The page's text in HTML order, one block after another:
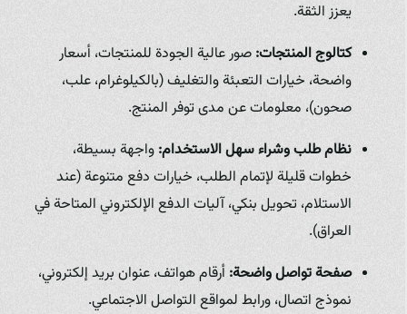
يعزز الثقة.
كتالوج المنتجات:صور عالية الجودة للمنتجات، أسعار
واضحة، خيارات التعبئة والتغليف (بالكيلوغرام، علب،
صحون)، معلومات عن مدى توفر المنتج.
نظام طلب وشراء سهل الاستخدام:واجهة بسيطة،
خطوات قليلة لإتمام الطلب، خيارات دفع متنوعة (عند
الاستلام، تحويل بنكي، آليات الدفع الإلكتروني المتاحة في
العراق).
صفحة تواصل واضحة:أرقام هواتف، عنوان بريد إلكتروني،
نموذج اتصال، ورابط لمواقع التواصل الاجتماعي.